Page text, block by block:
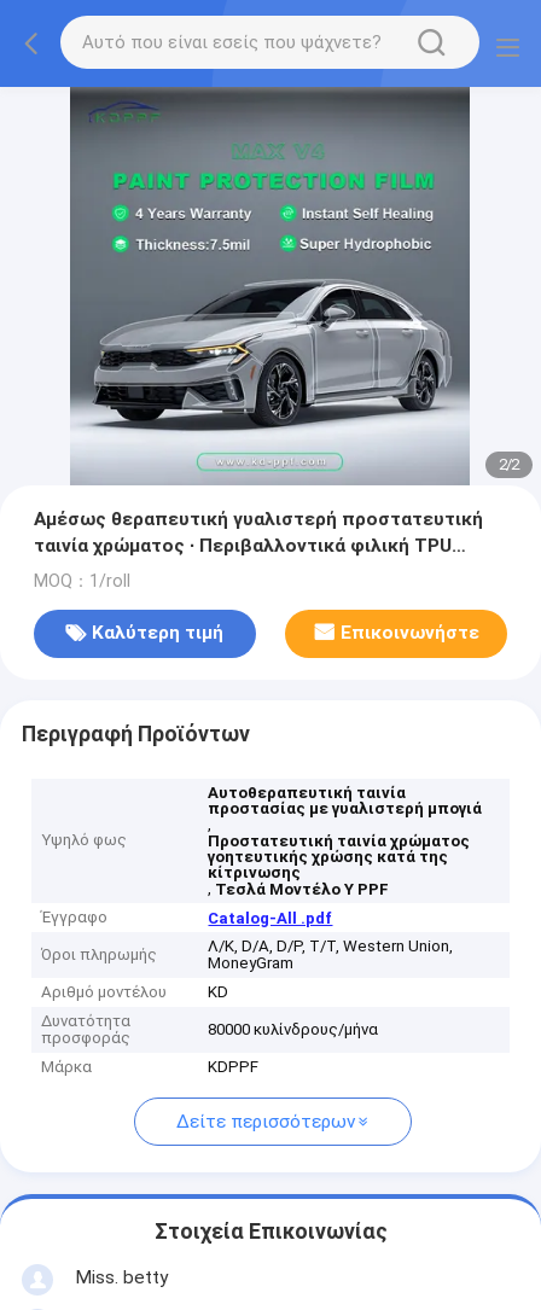
2/2
Αμέσως θεραπευτική γυαλιστερή προστατευτική
ταινία χρώματος ∙ Περιβαλλοντικά φιλική TPU
διαφανής περιτύλιξη αυτοκινήτου με 10ετή
MOQ：1/roll
Καλύτερη τιμή Επικοινωνήστε
Περιγραφή Προϊόντων
Υψηλό φως
Αυτοθεραπευτική ταινία
προστασίας με γυαλιστερή μπογιά
,
Προστατευτική ταινία χρώματος
γοητευτικής χρώσης κατά της
κίτρινωσης
, Τεσλά Μοντέλο Y PPF
Έγγραφο
Catalog-All .pdf
Όροι πληρωμής
Λ/Κ, D/A, D/P, T/T, Western Union,
MoneyGram
Αριθμό μοντέλου
KD
Δυνατότητα
προσφοράς
80000 κυλίνδρους/μήνα
Μάρκα KDPPF
Δείτε περισσότερων
Στοιχεία Επικοινωνίας
Miss. betty